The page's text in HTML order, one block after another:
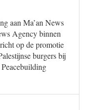
aan Ma’an News
Agency binnen
op de promotie
burgers bij